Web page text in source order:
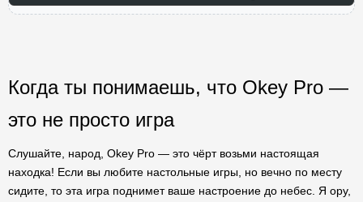
Когда ты понимаешь, что Okey Pro —
это не просто игра
Слушайте, народ, Okey Pro — это чёрт возьми настоящая
находка! Если вы любите настольные игры, но вечно по месту
сидите, то эта игра поднимет ваше настроение до небес. Я ору,